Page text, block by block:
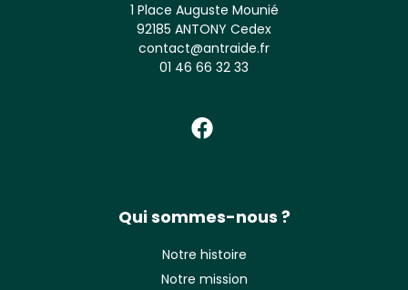
1 Place Auguste Mounié
92185 ANTONY Cedex
contact@antraide.fr
01 46 66 32 33
Qui sommes-nous ?
Notre histoire
Notre mission